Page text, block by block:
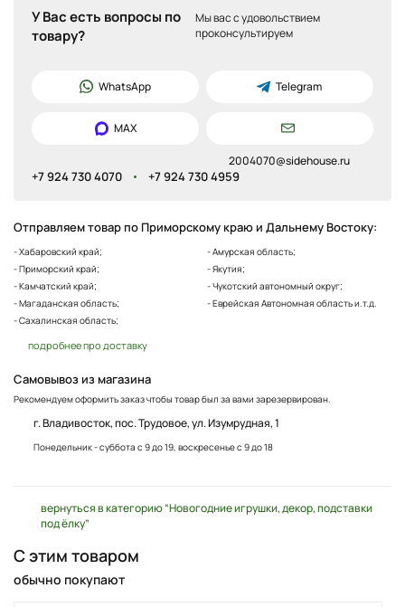
У Вас есть вопросы по
товару?
Мы вас с удовольствием
проконсультируем
WhatsApp Telegram
MAX
2004070@sidehouse.ru
+7 924 730 4070 +7 924 730 4959
Отправляем товар по Приморскому краю и Дальнему Востоку:
- Хабаровский край;
- Приморский край;
- Камчатский край;
- Магаданская область;
- Сахалинская область;
- Амурская область;
- Якутия;
- Чукотский автономный округ;
- Еврейская Автономная область и.т.д.
подробнее про доставку
Самовывоз из магазина
Рекомендуем оформить заказ чтобы товар был за вами зарезервирован.
г. Владивосток, пос. Трудовое, ул. Изумрудная, 1
Понедельник - суббота с 9 до 19, воскресенье с 9 до 18
вернуться в категорию “Новогодние игрушки, декор, подставки
под ёлку”
С этим товаром
обычно покупают